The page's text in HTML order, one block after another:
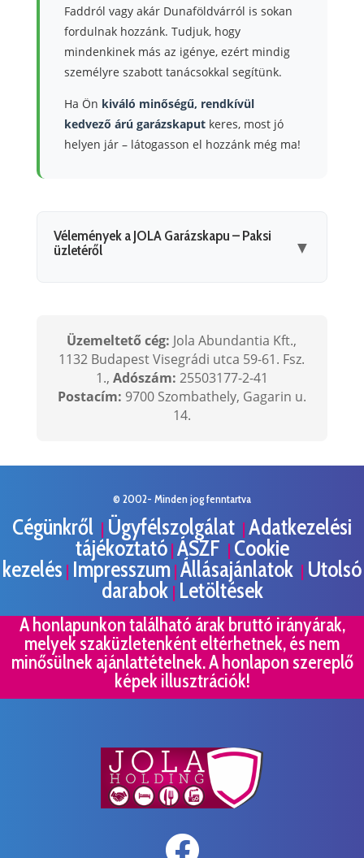
Faddról vagy akár Dunaföldvárról is sokan
fordulnak hozzánk. Tudjuk, hogy
mindenkinek más az igénye, ezért mindig
személyre szabott tanácsokkal segítünk.
Ha Ön kiváló minőségű, rendkívül
kedvező árú garázskaputkeres, most jó
helyen jár – látogasson el hozzánk még ma!
Vélemények a JOLA Garázskapu – Paksi
üzletéről
▼
Üzemeltető cég: Jola Abundantia Kft.,
1132 Budapest Visegrádi utca 59-61. Fsz.
1., Adószám: 25503177-2-41
Postacím: 9700 Szombathely, Gagarin u.
14.
© 2002- Minden jog fenntartva
Cégünkről | Ügyfélszolgálat | Adatkezelési
tájékoztató| ÁSZF | Cookie
kezelés | Impresszum | Állásajánlatok | Utolsó
darabok | Letöltések
A honlapunkon található árak bruttó irányárak,
melyek szaküzletenként eltérhetnek, és nem
minősülnek ajánlattételnek. A honlapon szereplő
képek illusztrációk!
